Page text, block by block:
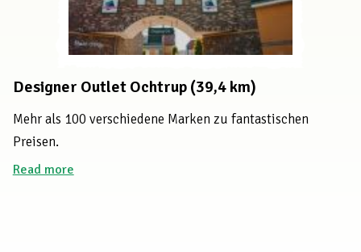
Designer Outlet Ochtrup (39,4 km)
Mehr als 100 verschiedene Marken zu fantastischen
Preisen.
Read more